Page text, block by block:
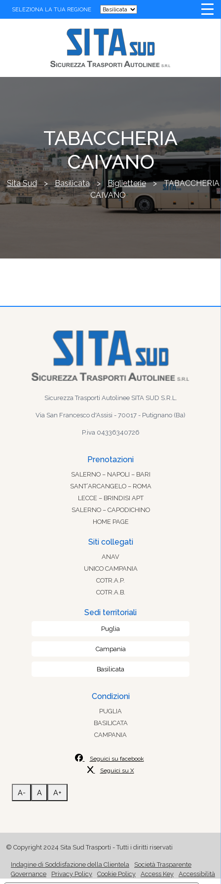
SELEZIONA LA TUA REGIONE
TABACCHERIA
CAIVANO
Sita Sud > Basilicata > Biglietterie > TABACCHERIA
CAIVANO
Sicurezza Trasporti Autolinee SITA SUD S.R.L.
Via San Francesco d'Assisi - 70017 - Putignano (Ba)
P.iva 04336340726
Prenotazioni
SALERNO – NAPOLI – BARI
SANT’ARCANGELO – ROMA
LECCE – BRINDISI APT
SALERNO – CAPODICHINO
HOME PAGE
Siti collegati
ANAV
UNICO CAMPANIA
COTR.A.P.
COTR.A.B.
Sedi territoriali
Puglia
Campania
Basilicata
Condizioni
PUGLIA
BASILICATA
CAMPANIA
Seguici su facebook
Seguici su X
A- A A+
© Copyright 2024 Sita Sud Trasporti - Tutti i diritti riservati
Indagine di Soddisfazione della Clientela
Società Trasparente
Governance
Privacy Policy Cookie Policy Access Key Accessibilità